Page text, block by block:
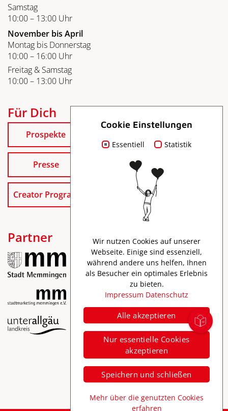
Samstag
10:00 – 13:00 Uhr
November bis April
Montag bis Donnerstag
10:00 – 16:00 Uhr
Freitag & Samstag
10:00 – 13:00 Uhr
Für Dich
Prospekte
Presse
Creator Program
Partner
Impressum
Datenschutz
Barrierefreiheit
Cookie Einstellungen
Essentiell Statistik
Wir nutzen Cookies auf unserer
Webseite. Einige sind essenziell,
während andere uns helfen, Ihnen
als Besucher ein optimales Erlebnis
zu bieten.
Impressum Datenschutz
Alle akzeptieren
Nur essentielle Cookies
akzeptieren
Speichern und schließen
Mehr über die genutzten Cookies
erfahren